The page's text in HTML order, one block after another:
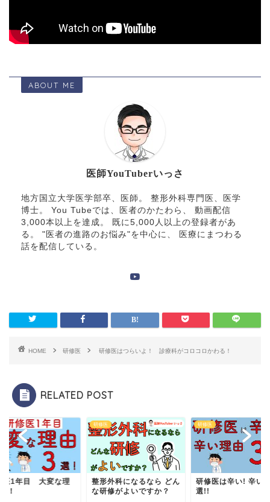
ABOUT ME
医師YouTuberいっさ
地方国立大学医学部卒、医師。 整形外科専門医、医学
博士。 You Tubeでは、医者のかたわら、 動画配信
3,000本以上を達成。 既に5,000人以上の登録者があ
る。 "医者の進路のお悩み"を中心に、 医療にまつわる
話を配信している。
HOME 研修医 研修医はつらいよ！ 診療科がコロコロかわる！
RELATED POST
医1年目 大変な理
！
研修医
整形外科になるなら どん
な研修がよいですか？
研修医
研修医は辛い! 辛い
選!!